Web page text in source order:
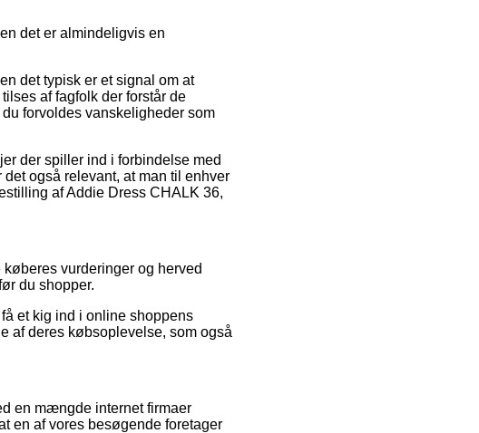
det er almindeligvis en
det typisk er et signal om at
af fagfolk der forstår de
forvoldes vanskeligheder som
der spiller ind i forbindelse med
også relevant, at man til enhver
af Addie Dress CHALK 36,
vurderinger og herved
du shopper.
et kig ind i online shoppens
af deres købsoplevelse, som også
en mængde internet firmaer
en af vores besøgende foretager